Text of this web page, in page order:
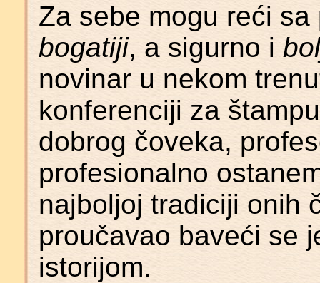
Za sebe mogu reći
bogatiji, a sigurno i
novinar u nekom
konferenciji za
dobrog čoveka,
profesionalno
najboljoj tradiciji onih
proučavao baveći se
istorijom.